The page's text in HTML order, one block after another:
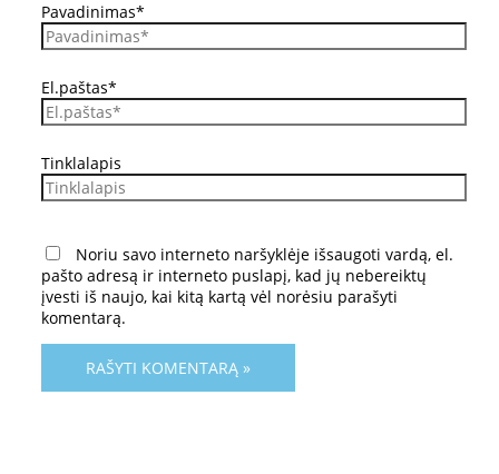
Pavadinimas*
El.paštas*
Tinklalapis
Noriu savo interneto naršyklėje išsaugoti vardą, el.
pašto adresą ir interneto puslapį, kad jų nebereiktų
įvesti iš naujo, kai kitą kartą vėl norėsiu parašyti
komentarą.